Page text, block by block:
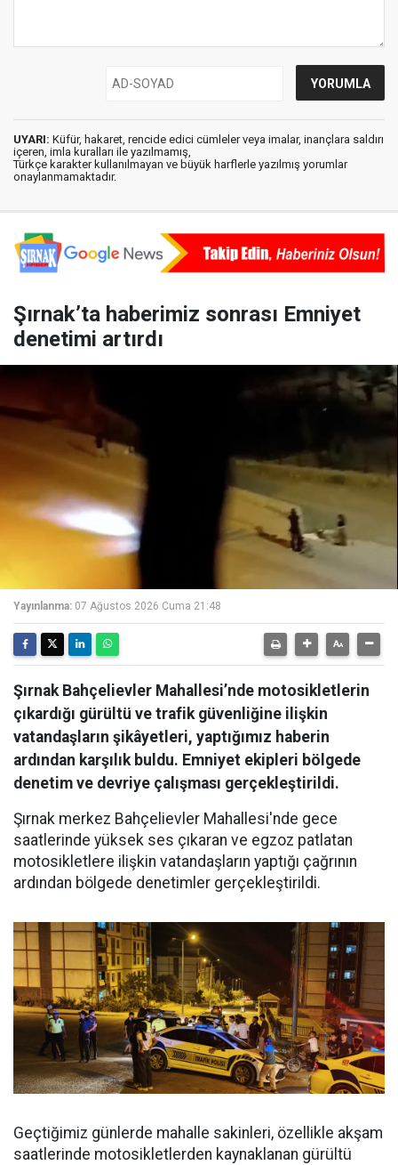
UYARI: Küfür, hakaret, rencide edici cümleler veya imalar, inançlara saldırı
içeren, imla kuralları ile yazılmamış,
Türkçe karakter kullanılmayan ve büyük harflerle yazılmış yorumlar
onaylanmamaktadır.
Şırnak’ta haberimiz sonrası Emniyet
denetimi artırdı
Yayınlanma: 07 Ağustos 2026 Cuma 21:48
Şırnak Bahçelievler Mahallesi’nde motosikletlerin
çıkardığı gürültü ve trafik güvenliğine ilişkin
vatandaşların şikâyetleri, yaptığımız haberin
ardından karşılık buldu. Emniyet ekipleri bölgede
denetim ve devriye çalışması gerçekleştirildi.
Şırnak merkez Bahçelievler Mahallesi'nde gece
saatlerinde yüksek ses çıkaran ve egzoz patlatan
motosikletlere ilişkin vatandaşların yaptığı çağrının
ardından bölgede denetimler gerçekleştirildi.
Geçtiğimiz günlerde mahalle sakinleri, özellikle akşam
saatlerinde motosikletlerden kaynaklanan gürültü